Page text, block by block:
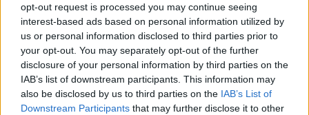
opt-out request is processed you may continue seeing
interest-based ads based on personal information utilized by
us or personal information disclosed to third parties prior to
your opt-out. You may separately opt-out of the further
disclosure of your personal information by third parties on the
IAB’s list of downstream participants. This information may
also be disclosed by us to third parties on the IAB’s List of
Downstream Participants that may further disclose it to other